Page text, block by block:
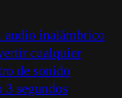
inalámbrico
cualquier
de sonido
segundos